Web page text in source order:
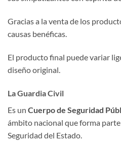
Gracias a la venta de los
causas benéficas.
El producto final puede variar
diseño original.
La Guardia Civil
Es un Cuerpo de Seguridad
ámbito nacional que forma
Seguridad del Estado.